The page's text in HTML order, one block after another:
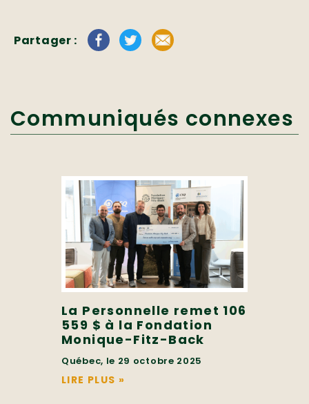
Partager :
Communiqués connexes
La Personnelle remet 106
559 $ à la Fondation
Monique-Fitz-Back
Québec, le 29 octobre 2025
LIRE PLUS »